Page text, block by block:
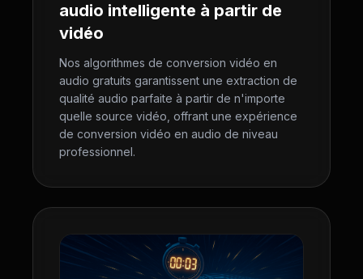
audio intelligente à partir de
vidéo
Nos algorithmes de conversion vidéo en
audio gratuits garantissent une extraction de
qualité audio parfaite à partir de n'importe
quelle source vidéo, offrant une expérience
de conversion vidéo en audio de niveau
professionnel.